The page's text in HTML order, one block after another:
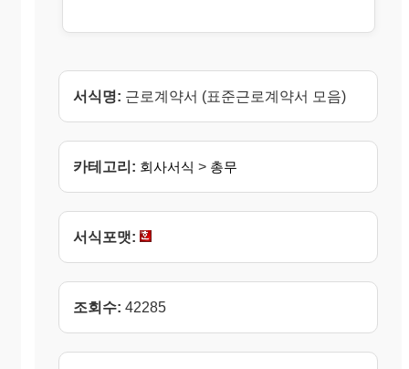
서식명: 근로계약서 (표준근로계약서 모음)
카테고리: 회사서식 > 총무
서식포맷:
조회수: 42285